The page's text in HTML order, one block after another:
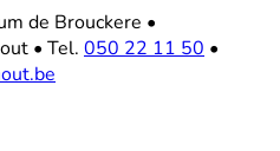
de Brouckere •
• Tel. 050 22 11 50 •